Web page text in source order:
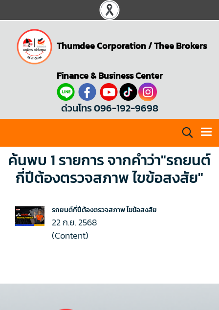
Thumdee Corporation/Thee Brokers
Finance & Business Center
ด่วนโทร 096-192-9698
ค้นพบ 1 รายการ จากคำว่า"รถยนต์
กี่ปีต้องตรวจสภาพ ไขข้อสงสัย"
รถยนต์กี่ปีต้องตรวจสภาพ ไขข้อสงสัย
22 ก.ย. 2568
(Content)